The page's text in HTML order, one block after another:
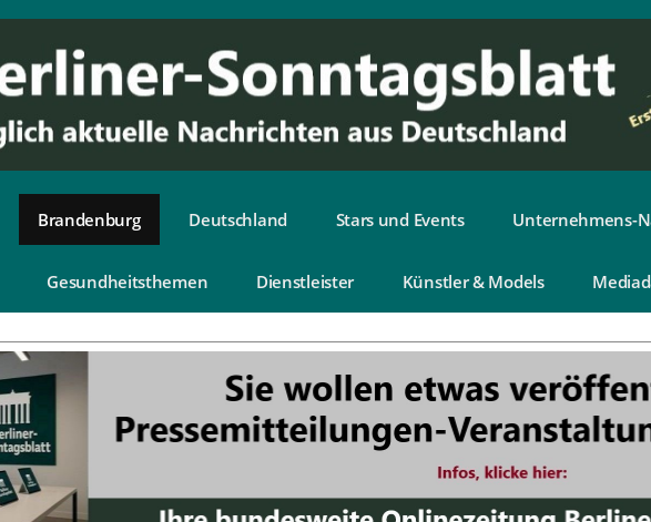
Brandenburg Deutschland Stars und Events Unternehmens-
Gesundheitsthemen Dienstleister Künstler & Models